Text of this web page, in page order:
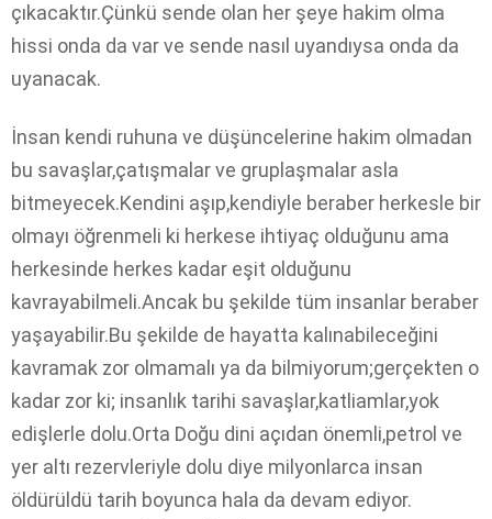
çıkacaktır.Çünkü sende olan her şeye hakim olma
hissi onda da var ve sende nasıl uyandıysa onda da
uyanacak.
İnsan kendi ruhuna ve düşüncelerine hakim olmadan
bu savaşlar,çatışmalar ve gruplaşmalar asla
bitmeyecek.Kendini aşıp,kendiyle beraber herkesle bir
olmayı öğrenmeli ki herkese ihtiyaç olduğunu ama
herkesinde herkes kadar eşit olduğunu
kavrayabilmeli.Ancak bu şekilde tüm insanlar beraber
yaşayabilir.Bu şekilde de hayatta kalınabileceğini
kavramak zor olmamalı ya da bilmiyorum;gerçekten o
kadar zor ki; insanlık tarihi savaşlar,katliamlar,yok
edişlerle dolu.Orta Doğu dini açıdan önemli,petrol ve
yer altı rezervleriyle dolu diye milyonlarca insan
öldürüldü tarih boyunca hala da devam ediyor.